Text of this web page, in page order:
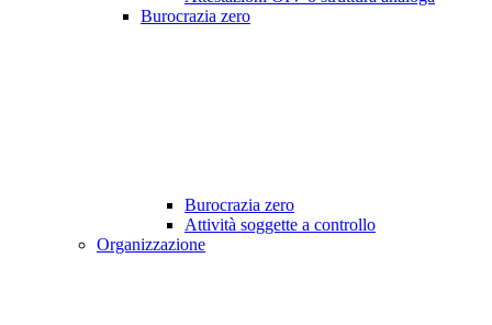
Burocrazia zero
Burocrazia zero
Attività soggette a controllo
Organizzazione